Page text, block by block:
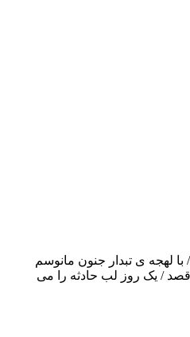
لهجه ی تبدار جنون مانوسم
/ یک روز لب حادثه را می